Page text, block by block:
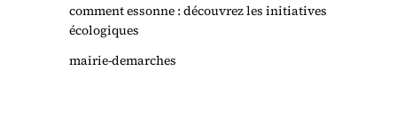
comment essonne : découvrez les initiatives
écologiques
mairie-demarches